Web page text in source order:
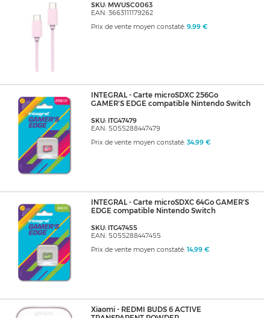
SKU: MWUSC0063
EAN: 3663111179262
Prix de vente moyen constaté: 9,99 €
INTEGRAL - Carte microSDXC 256Go
GAMER'S EDGE compatible Nintendo Switch
SKU: ITG47479
EAN: 5055288447479
Prix de vente moyen constaté: 34,99 €
INTEGRAL - Carte microSDXC 64Go GAMER'S
EDGE compatible Nintendo Switch
SKU: ITG47455
EAN: 5055288447455
Prix de vente moyen constaté: 14,99 €
Xiaomi - REDMI BUDS 6 ACTIVE